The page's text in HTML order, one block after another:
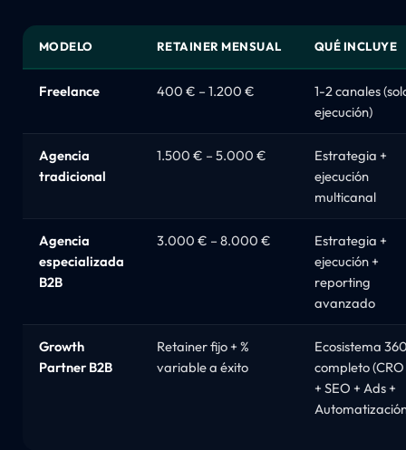
MODELO RETAINER MENSUAL QUÉ INCLUYE
Freelance 400 € – 1.200 €
1-2 canales
ejecución)
Agencia
tradicional
1.500 € – 5.000 €
Estrategia +
ejecución
multicanal
Agencia
especializada
B2B
3.000 € – 8.000 €
Estrategia +
ejecución +
reporting
avanzado
Growth
Partner B2B
Retainer fijo + %
variable a éxito
Ecosistema
completo (CRO
+ SEO + Ads +